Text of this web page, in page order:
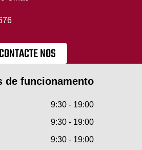
CONTACTE NOS
de funcionamento
9:30 - 19:00
9:30 - 19:00
9:30 - 19:00